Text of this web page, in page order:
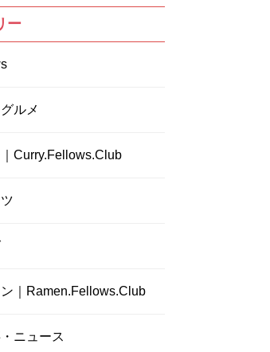
ー
ルメ
Curry.Fellows.Club
｜Ramen.Fellows.Club
ニュース